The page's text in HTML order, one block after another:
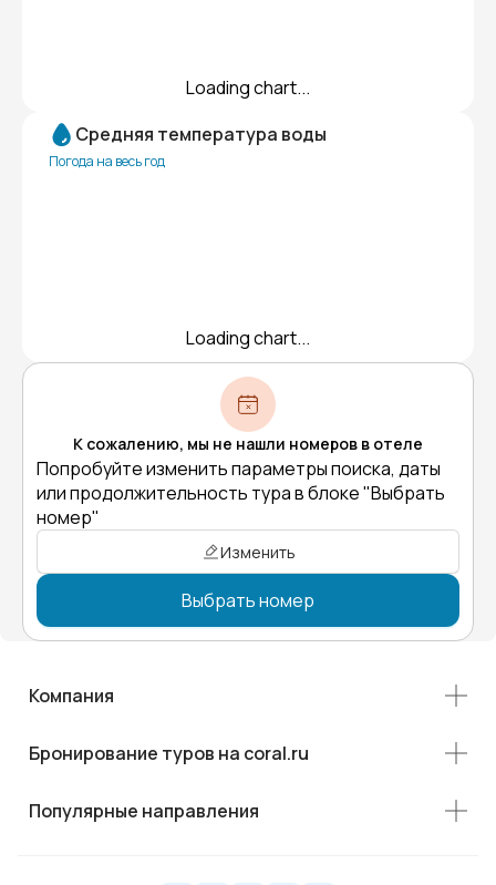
Loading chart...
Средняя температура воды
Погода на весь год
Loading chart...
К сожалению, мы не нашли номеров в отеле
Попробуйте изменить параметры поиска, даты
или продолжительность тура в блоке "Выбрать
номер"
Изменить
Выбрать номер
Компания
Бронирование туров на coral.ru
Популярные направления